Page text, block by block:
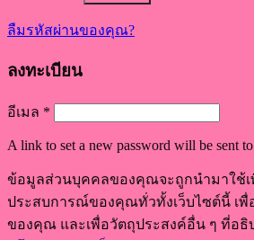
ลืมรหัสผ่านของคุณ?
ลงทะเบียน
อีเมล *
A link to set a new password will be sent
ข้อมูลส่วนบุคคลของคุณจะถูกนำมาใช้
ประสบการณ์ของคุณทั่วทั้งเว็บไซต์นี้ เพื่
ของคุณ และเพื่อวัตถุประสงค์อื่น ๆ ที่อธิ